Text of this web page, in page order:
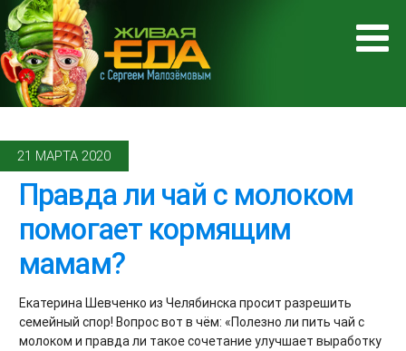
21 МАРТА 2020
Правда ли чай с молоком
помогает кормящим
мамам?
Екатерина Шевченко из Челябинска просит разрешить
семейный спор! Вопрос вот в чём: «Полезно ли пить чай с
молоком и правда ли такое сочетание улучшает выработку